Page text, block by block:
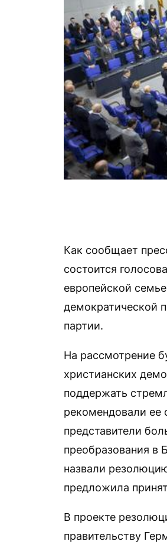
Как сообщает
состоится
европейской
демократической
партии.
На рассмотрение
христианских
поддержать
рекомендовали ее
представители
преобразования в
назвали
предложила
В проекте
правительству